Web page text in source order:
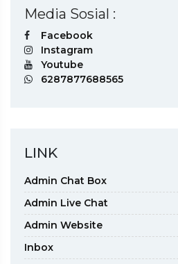
Media Sosial :
Facebook
Instagram
Youtube
6287877688565
LINK
Admin Chat Box
Admin Live Chat
Admin Website
Inbox